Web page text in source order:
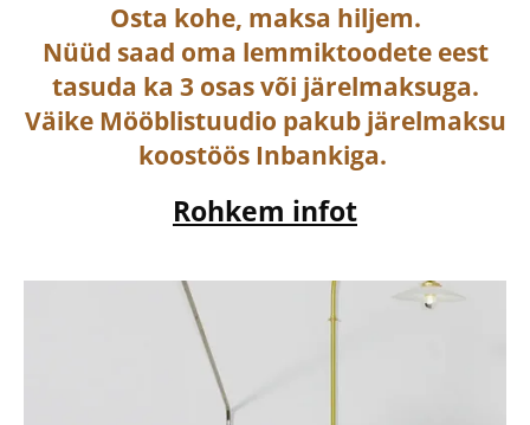
Osta kohe, maksa hiljem.
Nüüd saad oma lemmiktoodete eest
tasuda ka 3 osas või järelmaksuga.
Väike Mööblistuudio pakub järelmaksu
koostöös Inbankiga.
Rohkem infot